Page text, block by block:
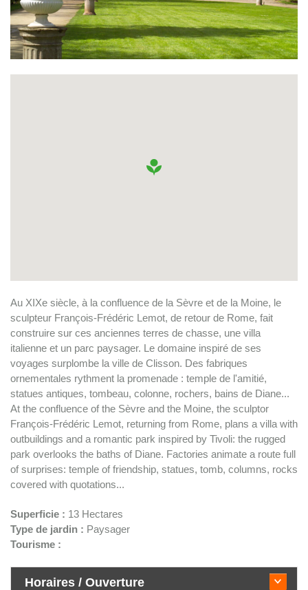
Au XIXe siècle, à la confluence de la Sèvre et de la Moine, le
sculpteur François-Frédéric Lemot, de retour de Rome, fait
construire sur ces anciennes terres de chasse, une villa
italienne et un parc paysager. Le domaine inspiré de ses
voyages surplombe la ville de Clisson. Des fabriques
ornementales rythment la promenade : temple de l'amitié,
statues antiques, tombeau, colonne, rochers, bains de Diane...
At the confluence of the Sèvre and the Moine, the sculptor
François-Frédéric Lemot, returning from Rome, plans a villa with
outbuildings and a romantic park inspired by Tivoli: the rugged
park overlooks the baths of Diane. Factories animate a route full
of surprises: temple of friendship, statues, tomb, columns, rocks
covered with quotations...
Superficie : 13 Hectares
Type de jardin : Paysager
Tourisme :
Horaires / Ouverture